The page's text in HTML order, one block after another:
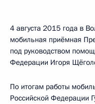
4 августа 2015 года в
мобильная приёмная
под руководством
Федерации Игоря
По итогам работы
Российской Федерации